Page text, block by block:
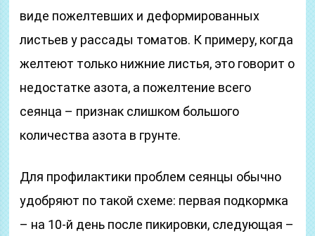
виде пожелтевших и деформированных
листьев у рассады томатов. К примеру, когда
желтеют только нижние листья, это говорит о
недостатке азота, а пожелтение всего
сеянца – признак слишком большого
количества азота в грунте.
Для профилактики проблем сеянцы обычно
удобряют по такой схеме: первая подкормка
– на 10-й день после пикировки, следующая –